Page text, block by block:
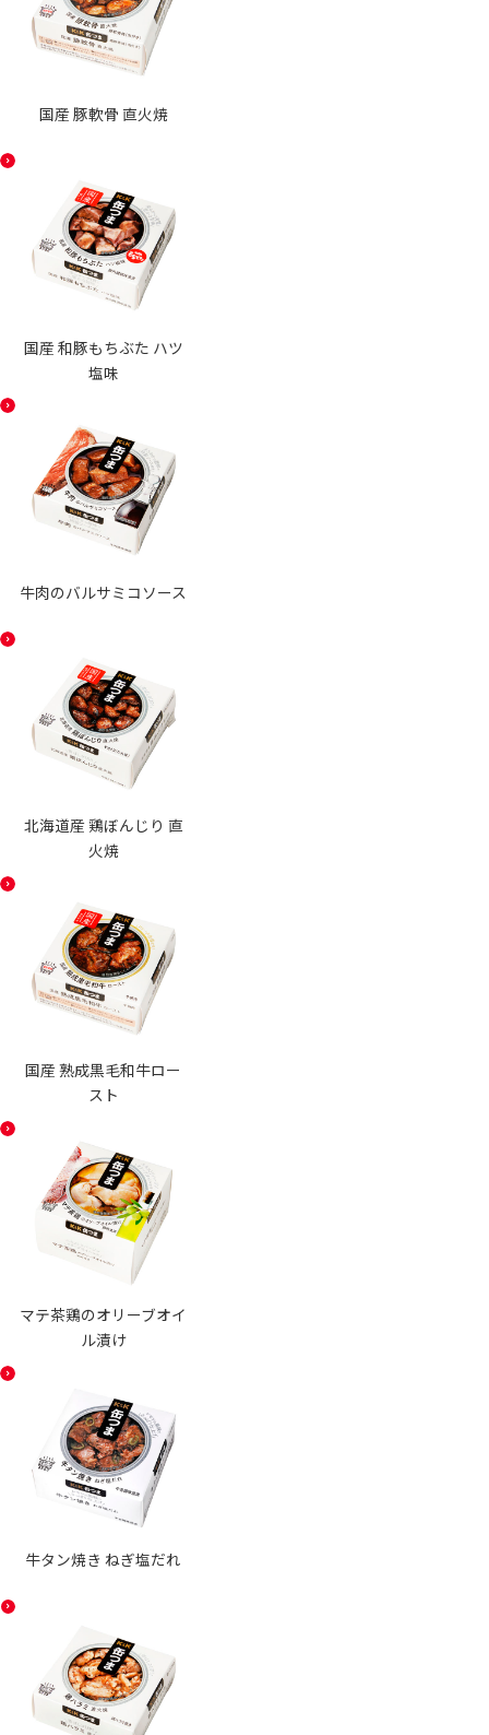
国産 豚軟骨 直火焼
国産 和豚もちぶた ハツ
塩味
牛肉のバルサミコソース
北海道産 鶏ぼんじり 直
火焼
国産 熟成黒毛和牛ロー
スト
マテ茶鶏のオリーブオイ
ル漬け
牛タン焼き ねぎ塩だれ